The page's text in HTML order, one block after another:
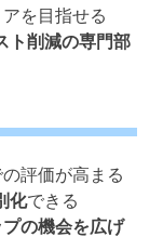
を目指せる
ト削減の専門部
評価が高まる
化できる
の機会を広げ